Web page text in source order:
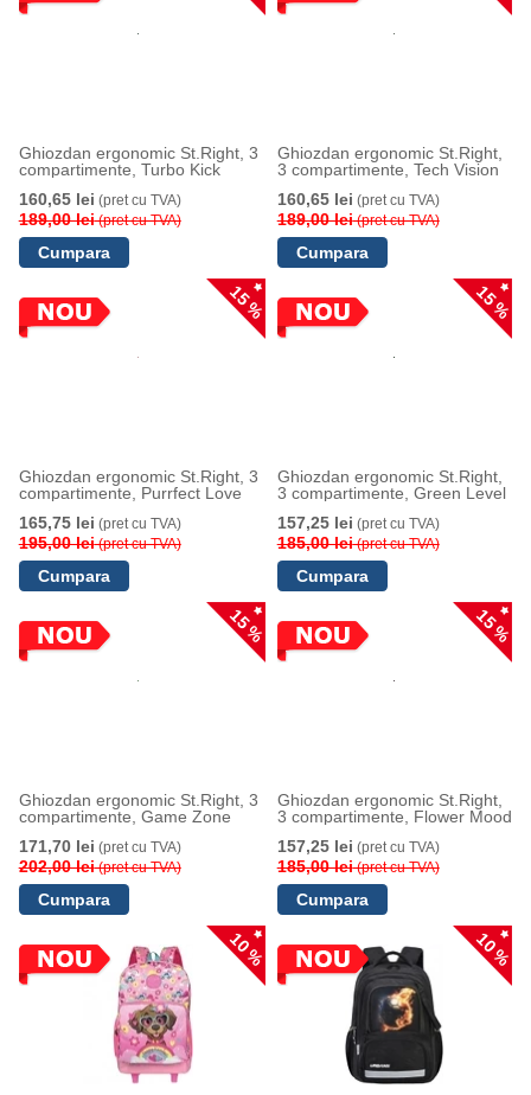
Ghiozdan ergonomic St.Right, 3
compartimente, Turbo Kick
160,65 lei (pret cu TVA)
189,00 lei(pret cu TVA)
Ghiozdan ergonomic St.Right,
3 compartimente, Tech Vision
160,65 lei (pret cu TVA)
189,00 lei(pret cu TVA)
15 %
Ghiozdan ergonomic St.Right, 3
compartimente, Purrfect Love
165,75 lei (pret cu TVA)
195,00 lei(pret cu TVA)
15 %
Ghiozdan ergonomic St.Right,
3 compartimente, Green Level
157,25 lei (pret cu TVA)
185,00 lei(pret cu TVA)
15 %
Ghiozdan ergonomic St.Right, 3
compartimente, Game Zone
171,70 lei (pret cu TVA)
202,00 lei(pret cu TVA)
15 %
Ghiozdan ergonomic St.Right,
3 compartimente, Flower Mood
157,25 lei (pret cu TVA)
185,00 lei(pret cu TVA)
10 % 10 %